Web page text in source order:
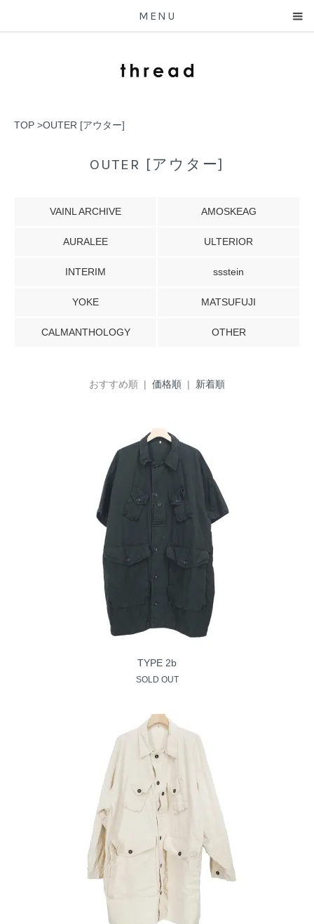
MENU
TOP >OUTER [アウター]
OUTER [アウター]
VAINL ARCHIVE AMOSKEAG
AURALEE ULTERIOR
INTERIM ssstein
YOKE MATSUFUJI
CALMANTHOLOGY OTHER
おすすめ順 | 価格順 | 新着順
TYPE 2b
SOLD OUT